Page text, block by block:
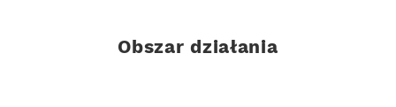
Obszar działania